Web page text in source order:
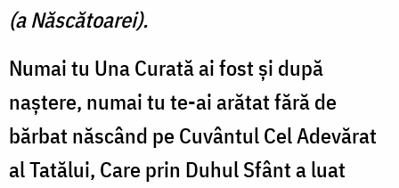
(a Născătoarei).
Numai tu Una Curată ai fost şi după
naştere, numai tu te-ai arătat fără de
bărbat născând pe Cuvântul Cel Adevărat
al Tatălui, Care prin Duhul Sfânt a luat